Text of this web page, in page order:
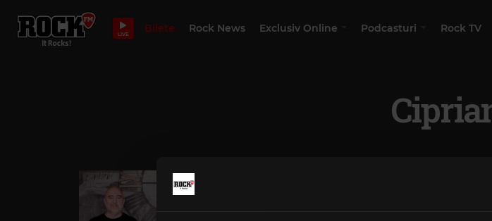
LIVE Bilete Rock News Exclusiv Online Podcasturi Rock TV